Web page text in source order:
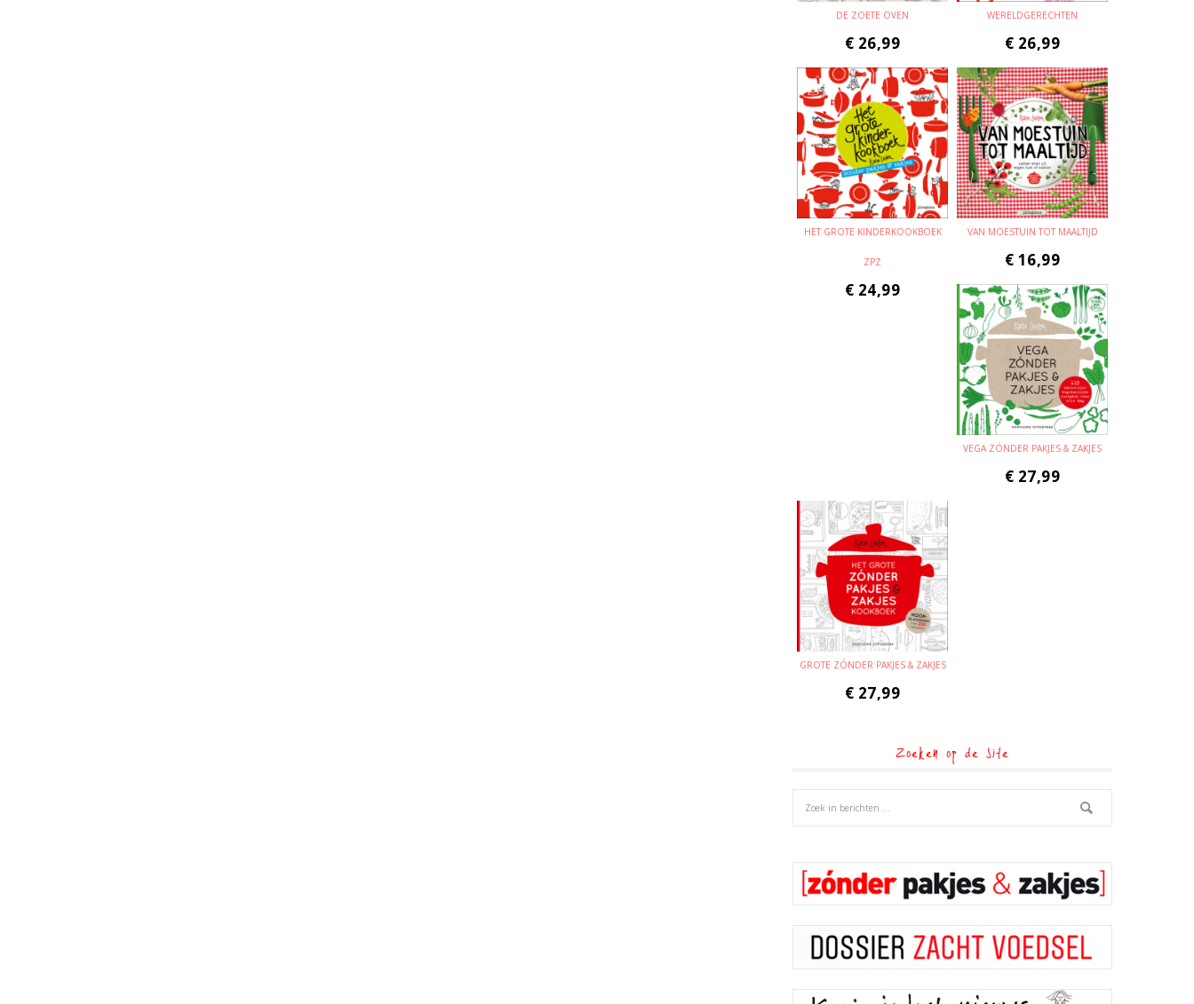
DE ZOETE OVEN
€ 26,99
WERELDGERECHTEN
€ 26,99
HET GROTE KINDERKOOKBOEK
ZPZ
€ 24,99
VAN MOESTUIN TOT MAALTIJD
€ 16,99
VEGA ZÓNDER PAKJES & ZAKJES
€ 27,99
GROTE ZÓNDER PAKJES & ZAKJES
€ 27,99
Zoeken op de site